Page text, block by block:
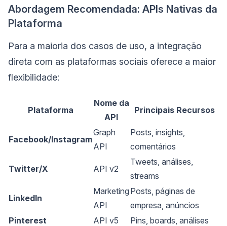
Abordagem Recomendada: APIs Nativas da
Plataforma
Para a maioria dos casos de uso, a integração
direta com as plataformas sociais oferece a maior
flexibilidade:
Plataforma
Nome da
API
Principais Recursos
Facebook/Instagram
Graph
API
Posts, insights,
comentários
Twitter/X API v2
Tweets, análises,
streams
LinkedIn
Marketing
API
Posts, páginas de
empresa, anúncios
Pinterest
API v5 Pins, boards, análises